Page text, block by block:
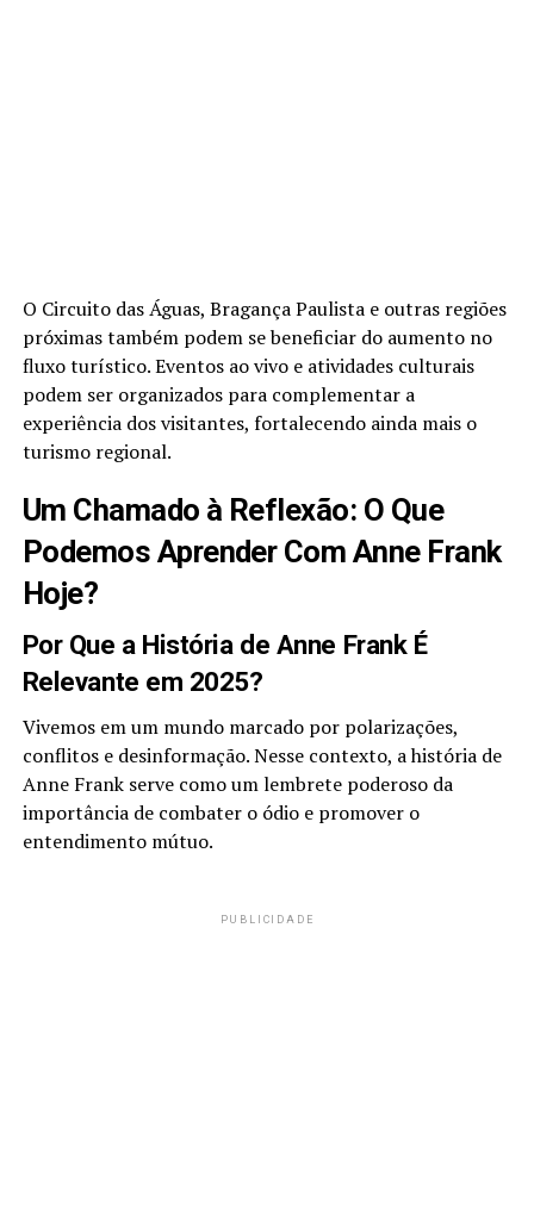
O Circuito das Águas, Bragança Paulista e outras regiões
próximas também podem se beneficiar do aumento no
fluxo turístico. Eventos ao vivo e atividades culturais
podem ser organizados para complementar a
experiência dos visitantes, fortalecendo ainda mais o
turismo regional.
Um Chamado à Reflexão: O Que
Podemos Aprender Com Anne Frank
Hoje?
Por Que a História de Anne Frank É
Relevante em 2025?
Vivemos em um mundo marcado por polarizações,
conflitos e desinformação. Nesse contexto, a história de
Anne Frank serve como um lembrete poderoso da
importância de combater o ódio e promover o
entendimento mútuo.
PUBLICIDADE